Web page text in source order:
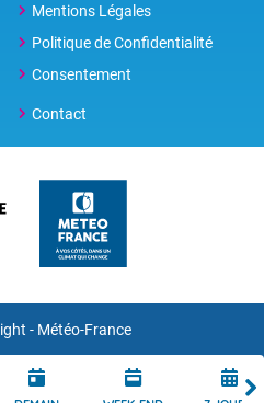
Mentions Légales
Politique de Confidentialité
Consentement
Contact
- Météo-France